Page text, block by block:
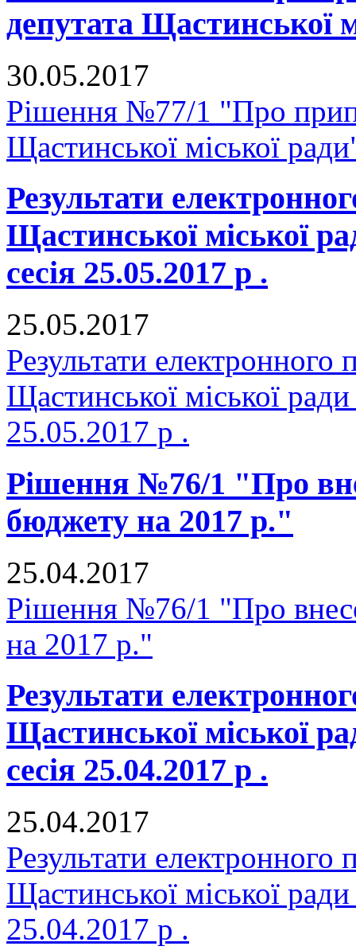
депутата Щастинської
30.05.2017
Рішення №77/1 "Про
Щастинської міської
Результати
Щастинської міської
сесія 25.05.2017 р .
25.05.2017
Результати електронного
Щастинської міської
25.05.2017 р .
Рішення №76/1 "Про
бюджету на 2017 р."
25.04.2017
Рішення №76/1 "Про
на 2017 р."
Результати
Щастинської міської
сесія 25.04.2017 р .
25.04.2017
Результати електронного
Щастинської міської
25.04.2017 р .